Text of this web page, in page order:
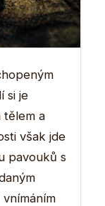
si je
tělem a
však jde
pavouků s